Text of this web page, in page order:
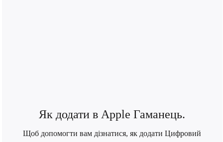
Як додати в Apple Гаманець.
Щоб допомогти вам дізнатися, як додати Цифровий